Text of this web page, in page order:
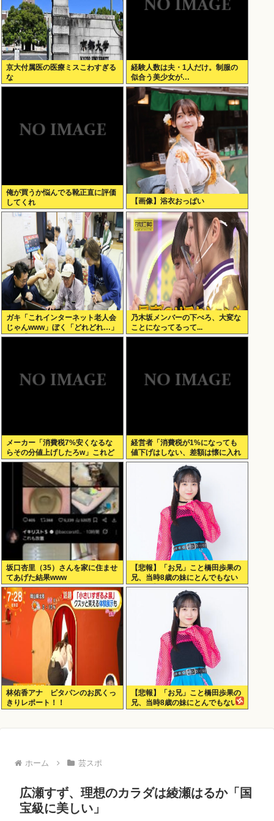
京大付属医の医療ミスこわすぎる
な
経験人数は夫・1人だけ。制服の
似合う美少女が…
俺が買うか悩んでる靴正直に評価
してくれ
【画像】浴衣おっぱい
ガキ「これインターネット老人会
じゃんwww」ぼく「どれどれ…」
ガキ「ニコニコ！らきすた！ボカ
乃木坂メンバーの下ぺろ、大変な
ことになってるって...
メーカー「消費税7%安くなるな
らその分値上げしたろw」これど
うすんの？
経営者「消費税が1%になっても
値下げはしない、差額は懐に入れ
る」
坂口杏里（35）さんを家に住ませ
てあげた結果www
【悲報】「お兄」こと橋田歩果の
兄、当時8歳の妹にとんでもない
ことを頼む
林佑香アナ ピタパンのお尻くっ
きりレポート！！
【悲報】「お兄」こと橋田歩果の
兄、当時8歳の妹にとんでもない
ホーム 芸スポ
広瀬すず、理想のカラダは綾瀬はるか「国
宝級に美しい」